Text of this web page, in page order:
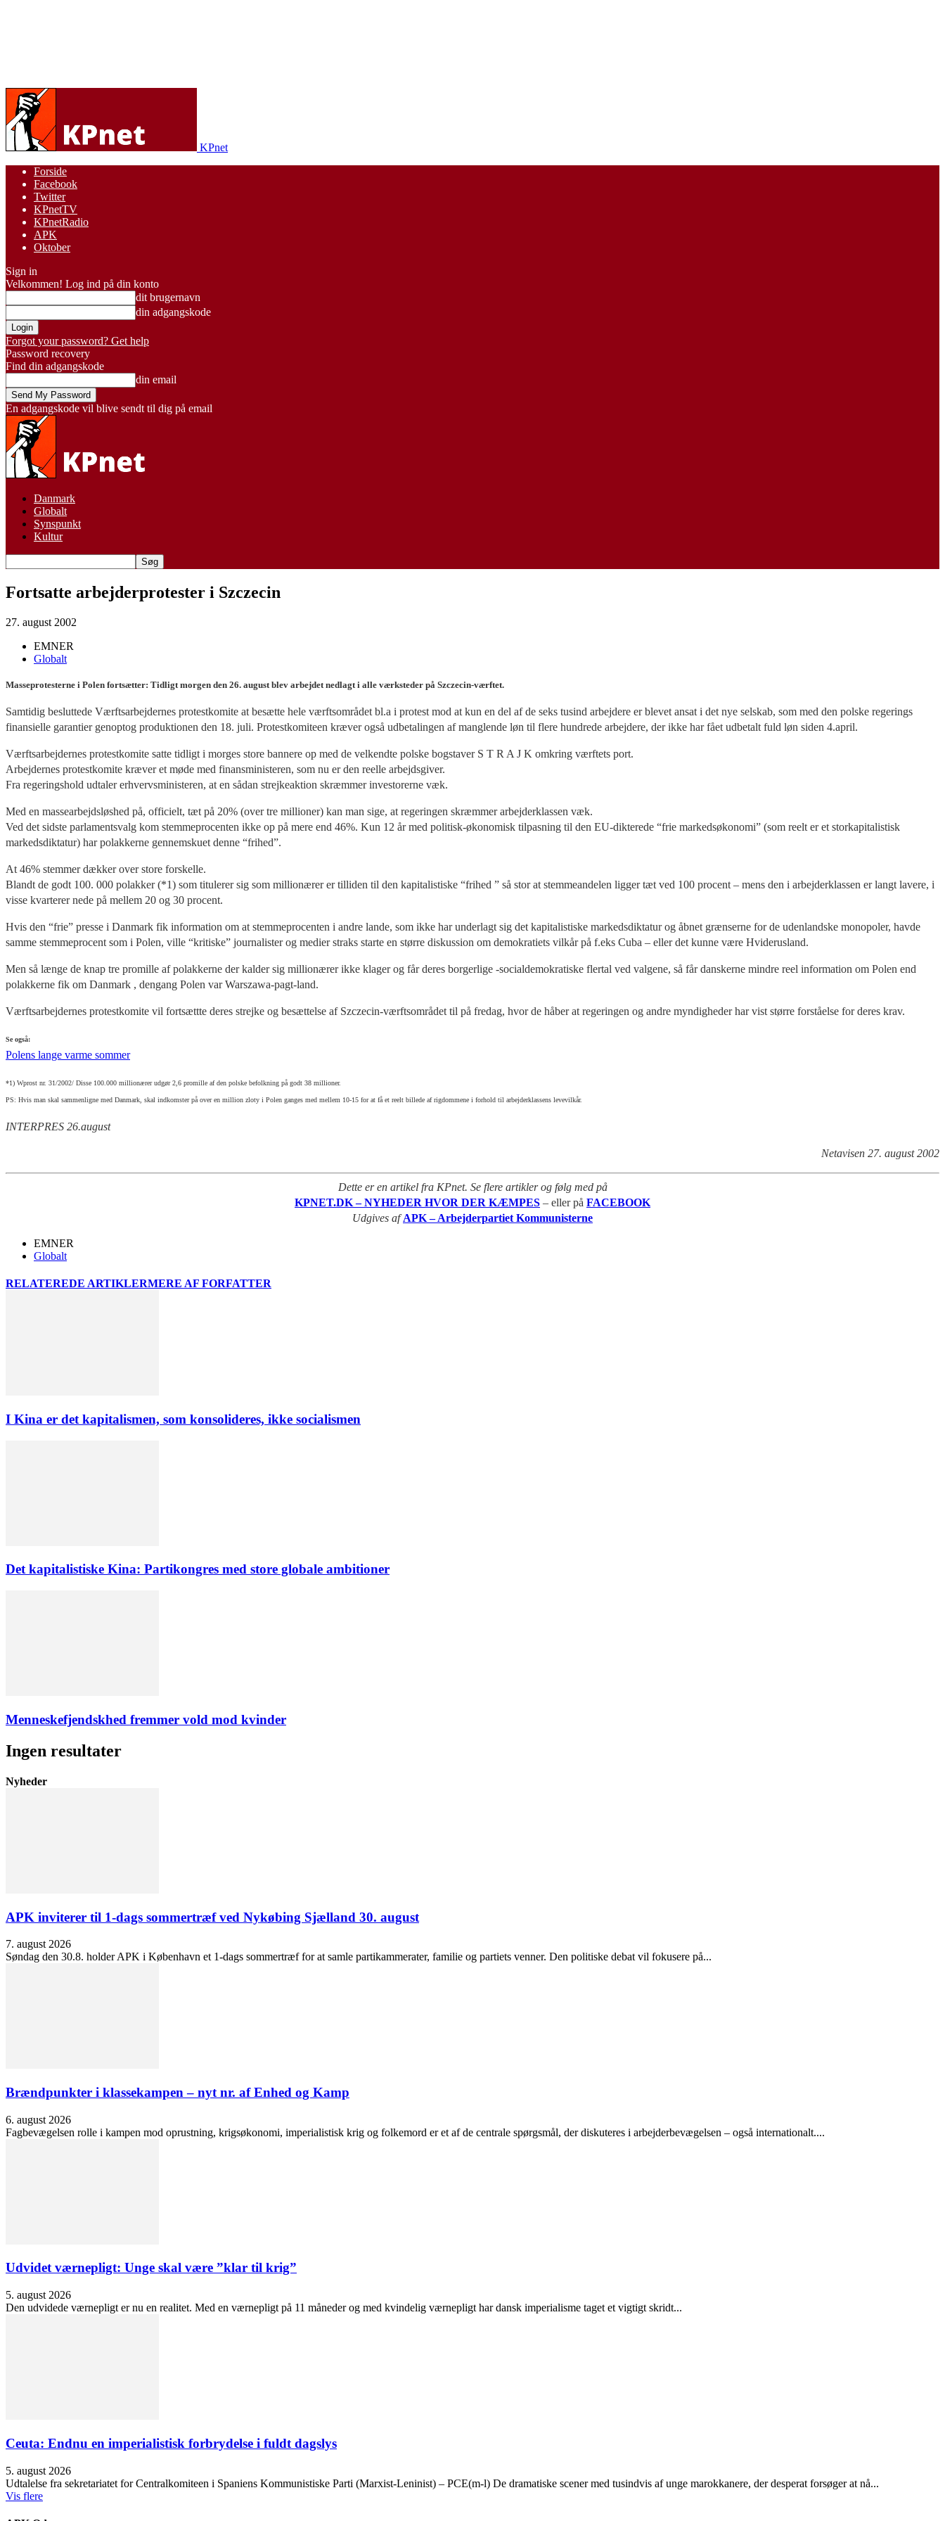
KPnet
Forside
Facebook
Twitter
KPnetTV
KPnetRadio
APK
Oktober
Sign in
Velkommen! Log ind på din konto
dit brugernavn
din adgangskode
Forgot your password? Get help
Password recovery
Find din adgangskode
din email
En adgangskode vil blive sendt til dig på email
Danmark
Globalt
Synspunkt
Kultur
Fortsatte arbejderprotester i Szczecin
27. august 2002
EMNER
Globalt
Masseprotesterne i Polen fortsætter: Tidligt morgen den 26. august blev arbejdet nedlagt i alle værksteder på Szczecin-værftet.
Samtidig besluttede Værftsarbejdernes protestkomite at besætte hele værftsområdet bl.a i protest mod at kun en del af de seks tusind arbejdere er blevet ansat i det nye selskab, som med den polske regerings
finansielle garantier genoptog produktionen den 18. juli. Protestkomiteen kræver også udbetalingen af manglende løn til flere hundrede arbejdere, der ikke har fået udbetalt fuld løn siden 4.april.
Værftsarbejdernes protestkomite satte tidligt i morges store bannere op med de velkendte polske bogstaver S T R A J K omkring værftets port.
Arbejdernes protestkomite kræver et møde med finansministeren, som nu er den reelle arbejdsgiver.
Fra regeringshold udtaler erhvervsministeren, at en sådan strejkeaktion skræmmer investorerne væk.
Med en massearbejdsløshed på, officielt, tæt på 20% (over tre millioner) kan man sige, at regeringen skræmmer arbejderklassen væk.
Ved det sidste parlamentsvalg kom stemmeprocenten ikke op på mere end 46%. Kun 12 år med politisk-økonomisk tilpasning til den EU-dikterede “frie markedsøkonomi” (som reelt er et storkapitalistisk
markedsdiktatur) har polakkerne gennemskuet denne “frihed”.
At 46% stemmer dækker over store forskelle.
Blandt de godt 100. 000 polakker (*1) som titulerer sig som millionærer er tilliden til den kapitalistiske “frihed ” så stor at stemmeandelen ligger tæt ved 100 procent – mens den i arbejderklassen er langt lavere, i
visse kvarterer nede på mellem 20 og 30 procent.
Hvis den “frie” presse i Danmark fik information om at stemmeprocenten i andre lande, som ikke har underlagt sig det kapitalistiske markedsdiktatur og åbnet grænserne for de udenlandske monopoler, havde
samme stemmeprocent som i Polen, ville “kritiske” journalister og medier straks starte en større diskussion om demokratiets vilkår på f.eks Cuba – eller det kunne være Hviderusland.
Men så længe de knap tre promille af polakkerne der kalder sig millionærer ikke klager og får deres borgerlige -socialdemokratiske flertal ved valgene, så får danskerne mindre reel information om Polen end
polakkerne fik om Danmark , dengang Polen var Warszawa-pagt-land.
Værftsarbejdernes protestkomite vil fortsættte deres strejke og besættelse af Szczecin-værftsområdet til på fredag, hvor de håber at regeringen og andre myndigheder har vist større forståelse for deres krav.
Se også:
Polens lange varme sommer
*1) Wprost nr. 31/2002/ Disse 100.000 millionærer udgør 2,6 promille af den polske befolkning på godt 38 millioner.
PS: Hvis man skal sammenligne med Danmark, skal indkomster på over en million zloty i Polen ganges med mellem 10-15 for at få et reelt billede af rigdommene i forhold til arbejderklassens levevilkår.
INTERPRES 26.august
Netavisen 27. august 2002
Dette er en artikel fra KPnet. Se flere artikler og følg med på
KPNET.DK – NYHEDER HVOR DER KÆMPES – eller på FACEBOOK
Udgives afAPK – Arbejderpartiet Kommunisterne
EMNER
Globalt
RELATEREDE ARTIKLERMERE AF FORFATTER
I Kina er det kapitalismen, som konsolideres, ikke socialismen
Det kapitalistiske Kina: Partikongres med store globale ambitioner
Menneskefjendskhed fremmer vold mod kvinder
Ingen resultater
Nyheder
APK inviterer til 1-dags sommertræf ved Nykøbing Sjælland 30. august
7. august 2026
Søndag den 30.8. holder APK i København et 1-dags sommertræf for at samle partikammerater, familie og partiets venner. Den politiske debat vil fokusere på...
Brændpunkter i klassekampen – nyt nr. af Enhed og Kamp
6. august 2026
Fagbevægelsen rolle i kampen mod oprustning, krigsøkonomi, imperialistisk krig og folkemord er et af de centrale spørgsmål, der diskuteres i arbejderbevægelsen – også internationalt....
Udvidet værnepligt: Unge skal være ”klar til krig”
5. august 2026
Den udvidede værnepligt er nu en realitet. Med en værnepligt på 11 måneder og med kvindelig værnepligt har dansk imperialisme taget et vigtigt skridt...
Ceuta: Endnu en imperialistisk forbrydelse i fuldt dagslys
5. august 2026
Udtalelse fra sekretariatet for Centralkomiteen i Spaniens Kommunistiske Parti (Marxist-Leninist) – PCE(m-l) De dramatiske scener med tusindvis af unge marokkanere, der desperat forsøger at nå...
Vis flere